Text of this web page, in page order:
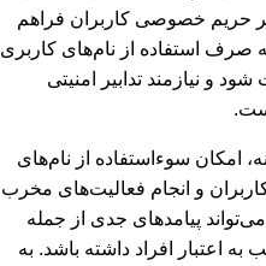
حریم خصوصی کاربران فراهم
صرف استفاده از نام‌های کاربری
و نیازمند تدابیر امنیتی
امکان سوءاستفاده از نام‌های
و انجام فعالیت‌های مخرب
پیامدهای جدی از جمله
اعتبار افراد داشته باشد. به